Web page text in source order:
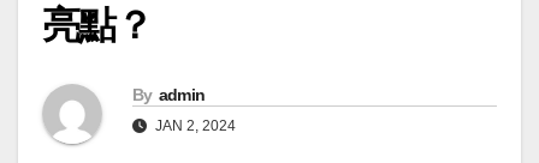
亮點？
By admin
JAN 2, 2024